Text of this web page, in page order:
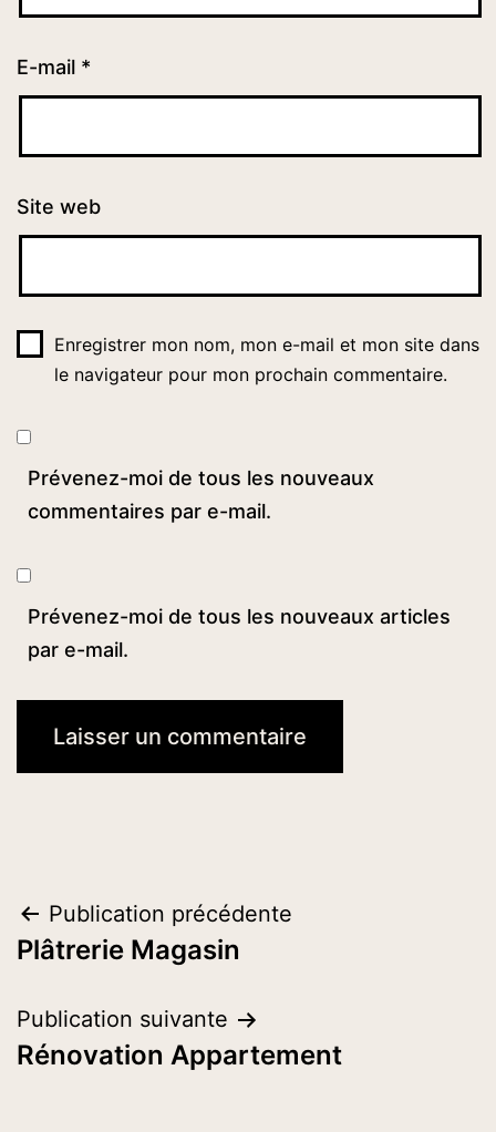
E-mail *
Site web
Enregistrer mon nom, mon e-mail et mon site dans
le navigateur pour mon prochain commentaire.
Prévenez-moi de tous les nouveaux
commentaires par e-mail.
Prévenez-moi de tous les nouveaux articles
par e-mail.
Navigation
de
l’article
Publication précédente
Plâtrerie Magasin
Publication suivante
Rénovation Appartement